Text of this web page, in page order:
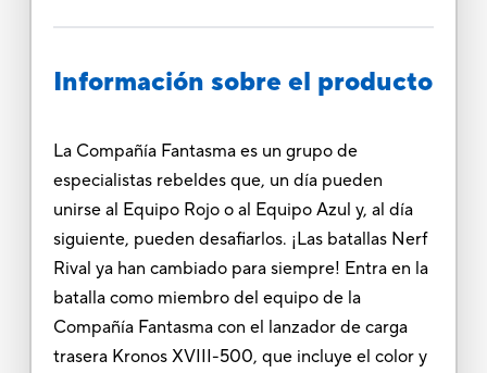
Información sobre el producto
La Compañía Fantasma es un grupo de
especialistas rebeldes que, un día pueden
unirse al Equipo Rojo o al Equipo Azul y, al día
siguiente, pueden desafiarlos. ¡Las batallas Nerf
Rival ya han cambiado para siempre! Entra en la
batalla como miembro del equipo de la
Compañía Fantasma con el lanzador de carga
trasera Kronos XVIII-500, que incluye el color y